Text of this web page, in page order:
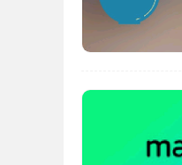
3、DeepL界
功能，可以直